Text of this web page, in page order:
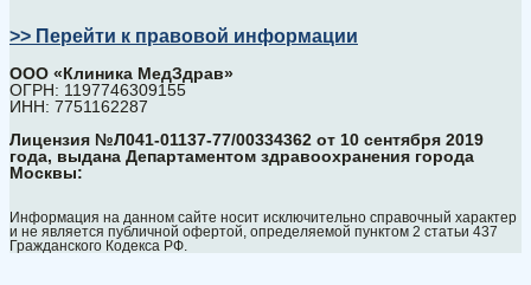
>> Перейти к правовой информации
ООО «Клиника МедЗдрав»
ОГРН: 1197746309155
ИНН: 7751162287
Лицензия №Л041-01137-77/00334362 от 10 сентября 2019
года, выдана Департаментом здравоохранения города
Москвы:
Информация на данном сайте носит исключительно справочный характер
и не является публичной офертой, определяемой пунктом 2 статьи 437
Гражданского Кодекса РФ.